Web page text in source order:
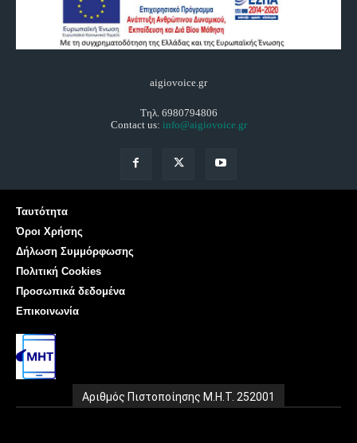
aigiovoice.gr
Τηλ. 6980794806
Contact us: info@aigiovoice.gr
Ταυτότητα
Όροι Χρήσης
Δήλωση Συμμόρφωσης
Πολιτική Cookies
Προσωπικά δεδομένα
Επικοινωνία
Αριθμός Πιστοποίησης Μ.Η.Τ. 252001